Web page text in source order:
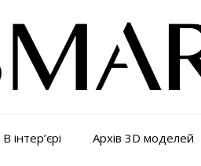
В інтер’єрі Архів 3D моделей